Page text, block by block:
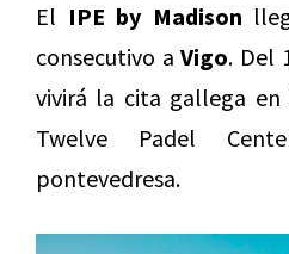
El IPE by Madison
consecutivo aVigo. Del
vivirá la cita gallega en
Twelve Padel
pontevedresa.